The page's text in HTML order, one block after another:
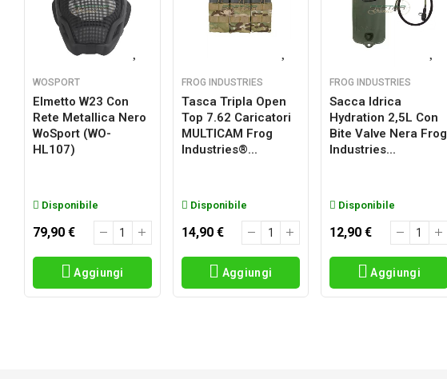
WOSPORT
Elmetto W23 Con
Rete Metallica Nero
WoSport (WO-
HL107)
Disponibile
79,90 €
Aggiungi
FROG INDUSTRIES
Tasca Tripla Open
Top 7.62 Caricatori
MULTICAM Frog
Industries®...
Disponibile
14,90 €
Aggiungi
FROG INDUSTRIES
Sacca Idrica
Hydration 2,5L Con
Bite Valve Nera Frog
Industries...
Disponibile
12,90 €
Aggiungi